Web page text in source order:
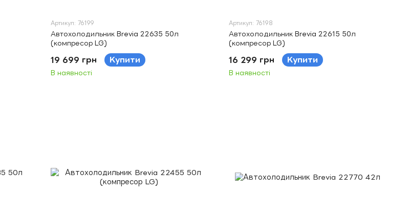
Артикул: 76199
Автохолодильник Brevia 22635 50л
(компресор LG)
19 699 грн Купити
В наявності
Артикул: 76198
Автохолодильник Brevia 22615 50л
(компресор LG)
16 299 грн Купити
В наявності